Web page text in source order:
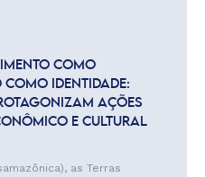
COMO
COMO IDENTIDADE:
AÇÕES
E CULTURAL
as Terras